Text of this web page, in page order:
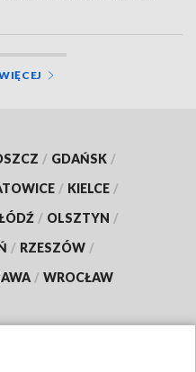
/ GDAŃSK /
/ KIELCE /
/ OLSZTYN /
/ RZESZÓW /
/ WROCŁAW